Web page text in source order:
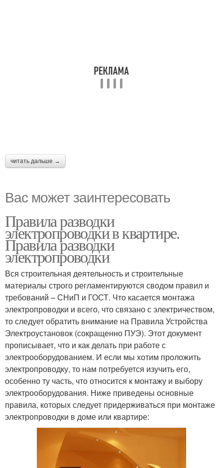
читать дальше →
Вас может заинтересовать
Правила разводки
электропроводки в квартире.
Правила разводки
электропроводки
Вся строительная деятельность и строительные
материалы строго регламентируются сводом правил и
требований – СНиП и ГОСТ. Что касается монтажа
электропроводки и всего, что связано с электричеством,
то следует обратить внимание на Правила Устройства
Электроустановок (сокращенно ПУЭ). Этот документ
прописывает, что и как делать при работе с
электрооборудованием. И если мы хотим проложить
электропроводку, то нам потребуется изучить его,
особенно ту часть, что относится к монтажу и выбору
электрооборудования. Ниже приведены основные
правила, которых следует придерживаться при монтаже
электропроводки в доме или квартире: